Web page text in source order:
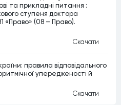
та прикладні питання :
ступеня доктора
«Право» (08 – Право).
Скачати
правила відповідального
упередженості й
Скачати